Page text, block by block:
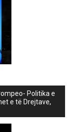
Politika e
e të Drejtave,